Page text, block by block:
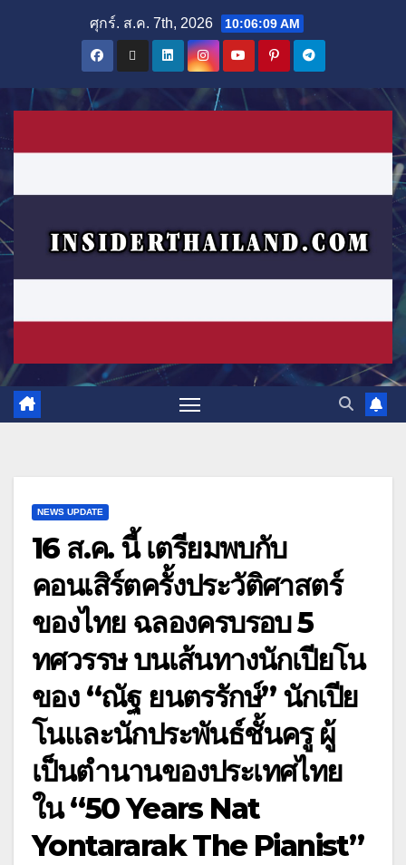
ศุกร์. ส.ค. 7th, 2026 10:06:10 AM
NEWS UPDATE
16 ส.ค. นี้ เตรียมพบกับ
คอนเสิร์ตครั้งประวัติศาสตร์
ของไทย ฉลองครบรอบ 5
ทศวรรษ บนเส้นทางนักเปียโน
ของ “ณัฐ ยนตรรักษ์” นักเปีย
โนและนักประพันธ์ชั้นครู ผู้
เป็นตำนานของประเทศไทย
ใน “50 Years Nat
Yontararak The Pianist”